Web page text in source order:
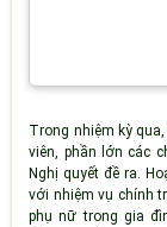
Trong nhiệm kỳ
viên, phần lớn các
Nghị quyết đề ra .
với nhiệm vụ chính
phụ nữ trong gia